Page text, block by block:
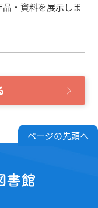
・資料を展示しま
ページの先頭へ